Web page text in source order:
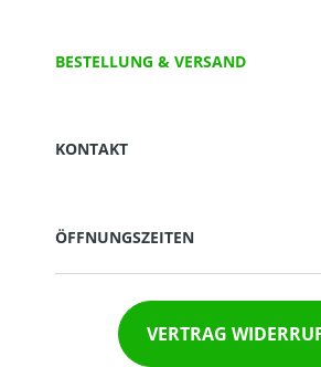
BESTELLUNG & VERSAND
KONTAKT
ÖFFNUNGSZEITEN
VERTRAG